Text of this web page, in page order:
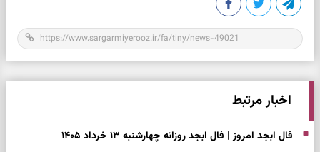
اخبار مرتبط
فال ابجد امروز | فال ابجد روزانه چهارشنبه ۱۳ خرداد ۱۴۰۵